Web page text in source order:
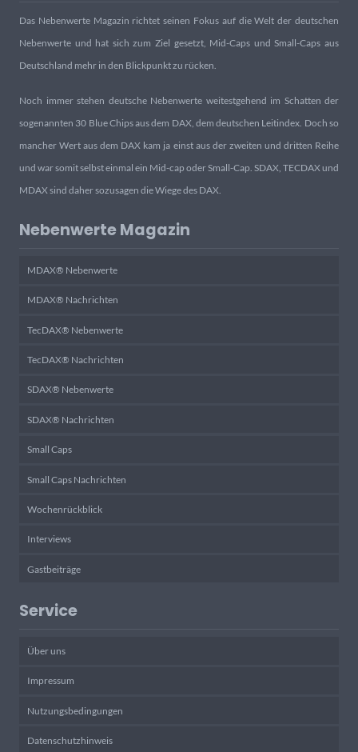
Das Nebenwerte Magazin richtet seinen Fokus auf die Welt der deutschen
Nebenwerte und hat sich zum Ziel gesetzt, Mid-Caps und Small-Caps aus
Deutschland mehr in den Blickpunkt zu rücken.
Noch immer stehen deutsche Nebenwerte weitestgehend im Schatten der
sogenannten 30 Blue Chips aus dem DAX, dem deutschen Leitindex. Doch so
mancher Wert aus dem DAX kam ja einst aus der zweiten und dritten Reihe
und war somit selbst einmal ein Mid-cap oder Small-Cap. SDAX, TECDAX und
MDAX sind daher sozusagen die Wiege des DAX.
Nebenwerte Magazin
MDAX® Nebenwerte
MDAX® Nachrichten
TecDAX® Nebenwerte
TecDAX® Nachrichten
SDAX® Nebenwerte
SDAX® Nachrichten
Small Caps
Small Caps Nachrichten
Wochenrückblick
Interviews
Gastbeiträge
Service
Über uns
Impressum
Nutzungsbedingungen
Datenschutzhinweis